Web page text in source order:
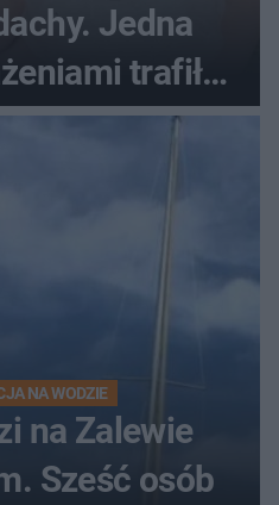
Jedna
trafiła
NA WODZIE
na Zalewie
Sześć osób